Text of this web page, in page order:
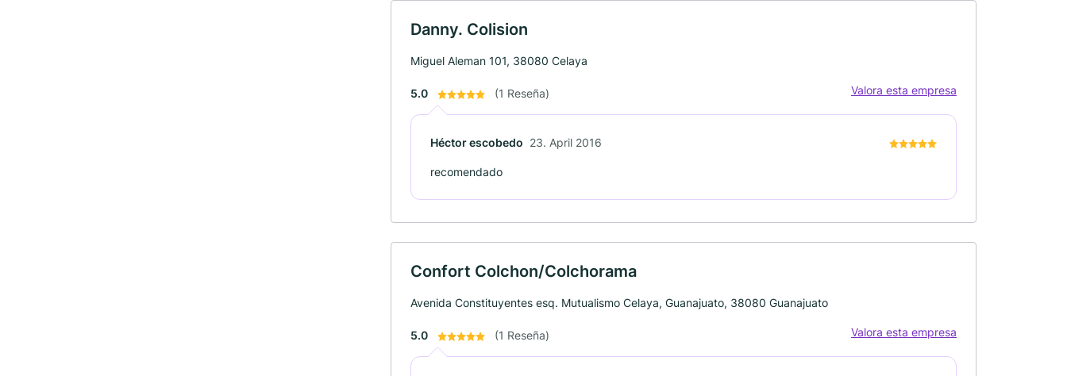
Danny. Colision
Miguel Aleman 101, 38080 Celaya
5.0 (1 Reseña) Valora esta empresa
Héctor escobedo 23. April 2016
recomendado
Confort Colchon/Colchorama
Avenida Constituyentes esq. Mutualismo Celaya, Guanajuato, 38080 Guanajuato
5.0 (1 Reseña) Valora esta empresa